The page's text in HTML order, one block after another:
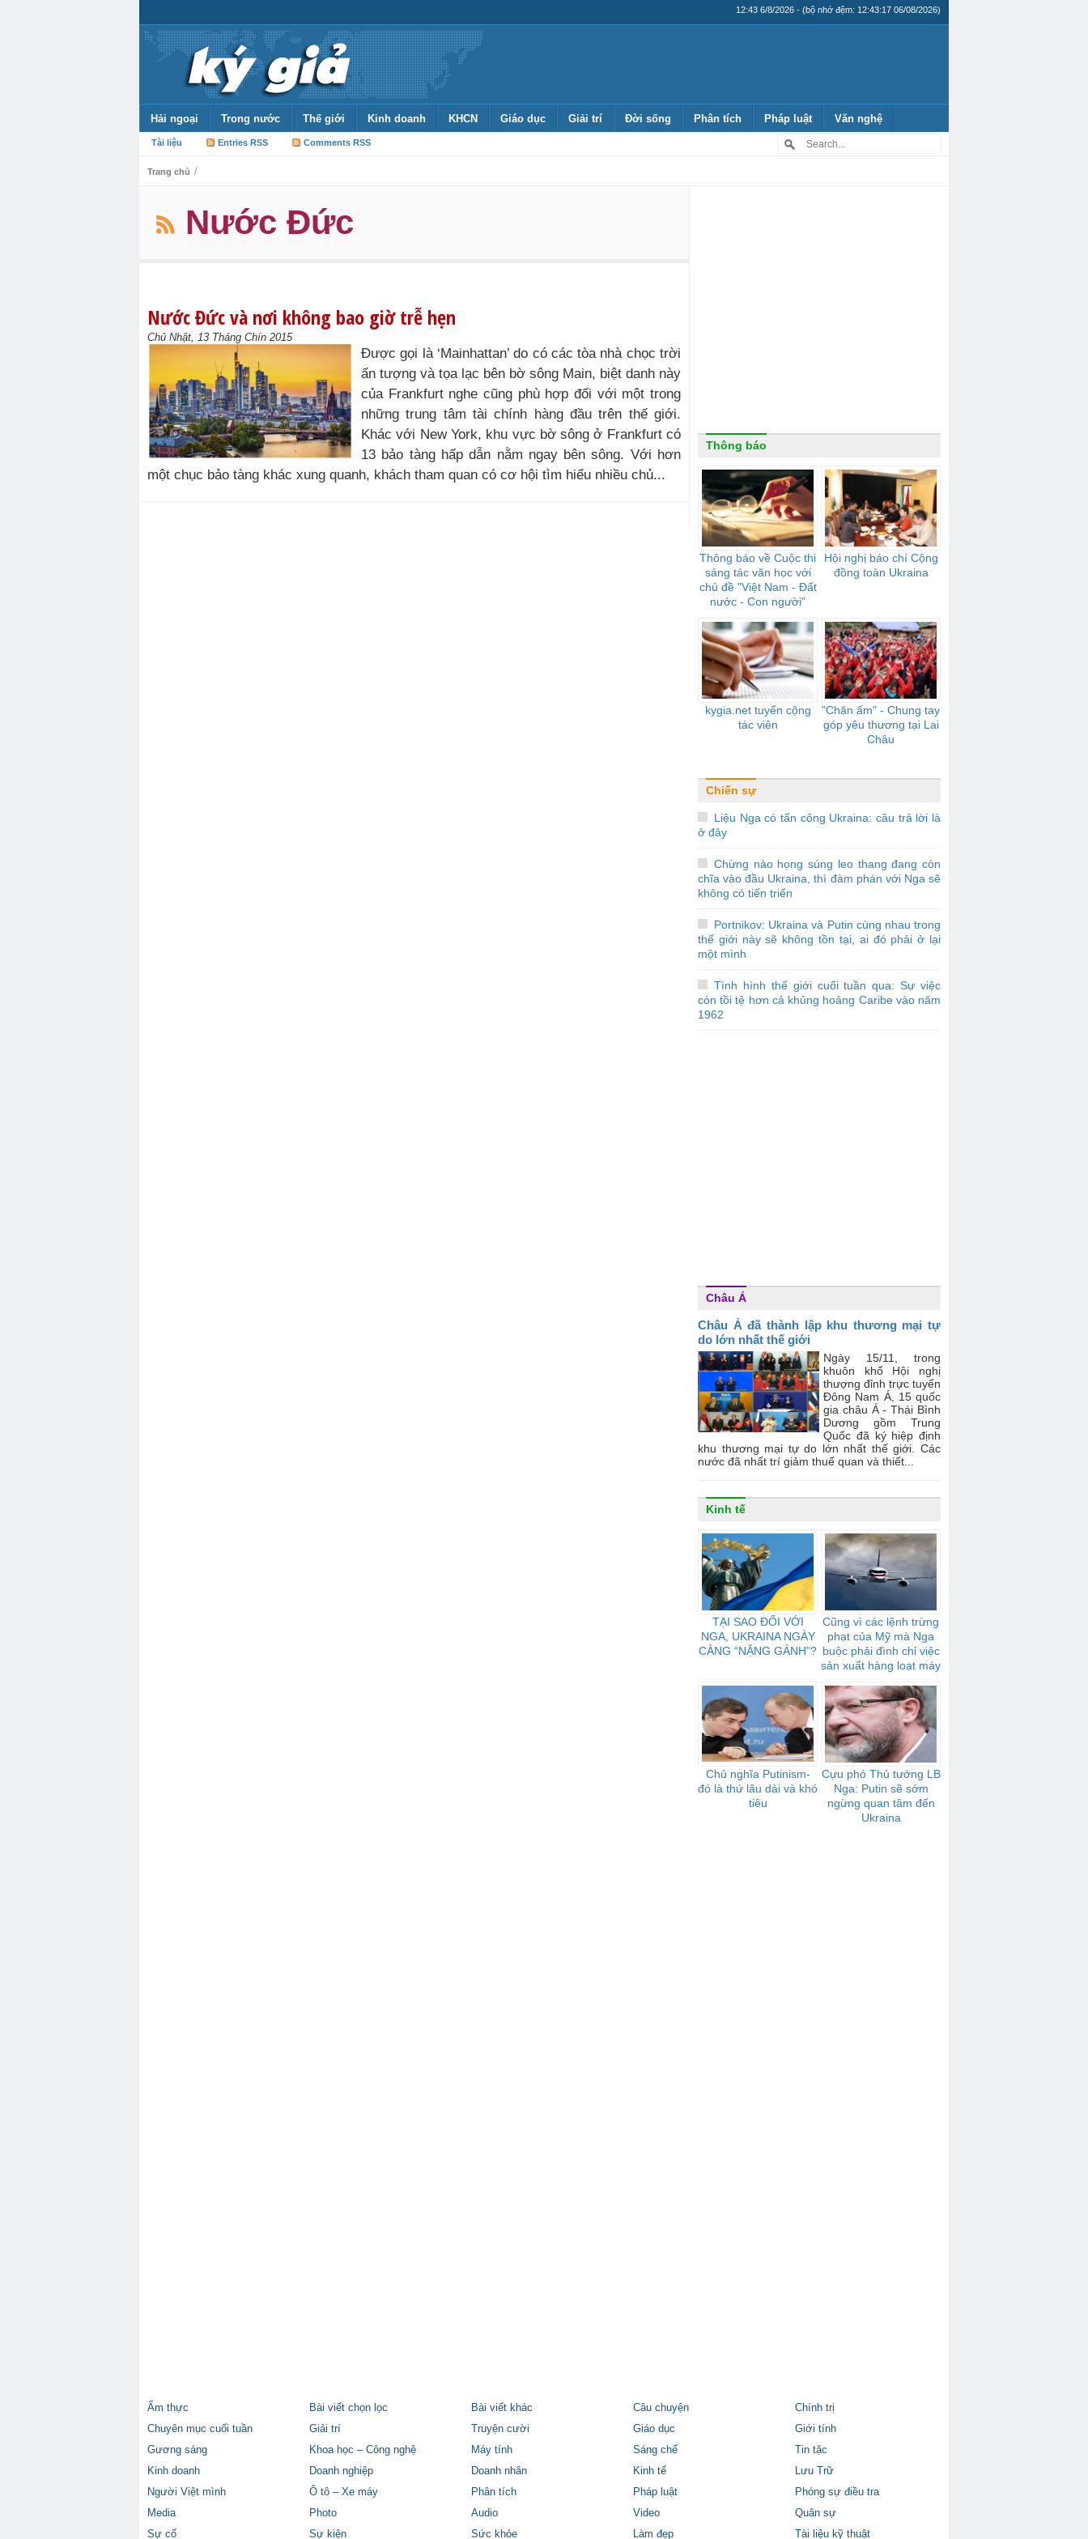
12:43 6/8/2026 - (bộ nhớ đệm: 12:43:17 06/08/2026)
Hải ngoại Trong nước Thế giới Kinh doanh KHCN Giáo dục Giải trí Đời sống Phân tích Pháp luật Văn nghệ
Tài liệu Entries RSS Comments RSS
Trang chủ /
Nước Đức
Nước Đức và nơi không bao giờ trễ hẹn
Chủ Nhật, 13 Tháng Chín 2015
Được gọi là ‘Mainhattan’ do có các tòa nhà chọc trời
ấn tượng và tọa lạc bên bờ sông Main, biệt danh này
của Frankfurt nghe cũng phù hợp đối với một trong
những trung tâm tài chính hàng đầu trên thế giới.
Khác với New York, khu vực bờ sông ở Frankfurt có
13 bảo tàng hấp dẫn nằm ngay bên sông. Với hơn
một chục bảo tàng khác xung quanh, khách tham quan có cơ hội tìm hiểu nhiều chủ...
Thông báo
Thông báo về Cuộc thi
sáng tác văn học với
chủ đề "Việt Nam - Đất
nước - Con người"
Hội nghị báo chí Cộng
đồng toàn Ukraina
kygia.net tuyển cộng
tác viên
"Chăn ấm" - Chung tay
góp yêu thương tại Lai
Châu
Chiến sự
Liệu Nga có tấn công Ukraina: câu trả lời là
ở đây
Chừng nào họng súng leo thang đang còn
chĩa vào đầu Ukraina, thì đàm phán với Nga sẽ
không có tiến triển
Portnikov: Ukraina và Putin cùng nhau trong
thế giới này sẽ không tồn tại, ai đó phải ở lại
một mình
Tình hình thế giới cuối tuần qua: Sự việc
còn tồi tệ hơn cả khủng hoảng Caribe vào năm
1962
Châu Á
Châu Á đã thành lập khu thương mại tự
do lớn nhất thế giới
Ngày 15/11, trong
khuôn khổ Hội nghị
thượng đỉnh trực tuyến
Đông Nam Á, 15 quốc
gia châu Á - Thái Bình
Dương gồm Trung
Quốc đã ký hiệp định
khu thương mại tự do lớn nhất thế giới. Các
nước đã nhất trí giảm thuế quan và thiết...
Kinh tế
TẠI SAO ĐỐI VỚI
NGA, UKRAINA NGÀY
CÀNG “NẶNG GÁNH”?
Cũng vì các lệnh trừng
phạt của Mỹ mà Nga
buộc phải đình chỉ việc
sản xuất hàng loạt máy
cạnh tranh với Boeing
Chủ nghĩa Putinism-
đó là thứ lâu dài và khó
tiêu
Cựu phó Thủ tướng LB
Nga: Putin sẽ sớm
ngừng quan tâm đến
Ukraina
Ẩm thực Bài viết chọn lọc Bài viết khác Câu chuyện
Chính trị
Chuyên mục cuối tuần
Giải trí Truyện cười Giáo dục
Giới tính
Gương sáng
Khoa học – Công nghệ Máy tính Sáng chế
Tin tặc
Kinh doanh
Doanh nghiệp Doanh nhân Kinh tế
Lưu Trữ
Người Việt mình
Ô tô – Xe máy Phân tích Pháp luật
Phóng sự điều tra
Media
Photo Audio Video
Quân sự
Sự cố
Sự kiện Sức khỏe Làm đẹp Tài liệu kỹ thuật